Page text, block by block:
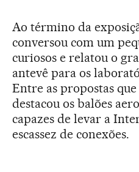
Ao término da
conversou com um
curiosos e relatou o
antevê para os
Entre as propostas
destacou os balões
capazes de levar a
escassez de conexões.